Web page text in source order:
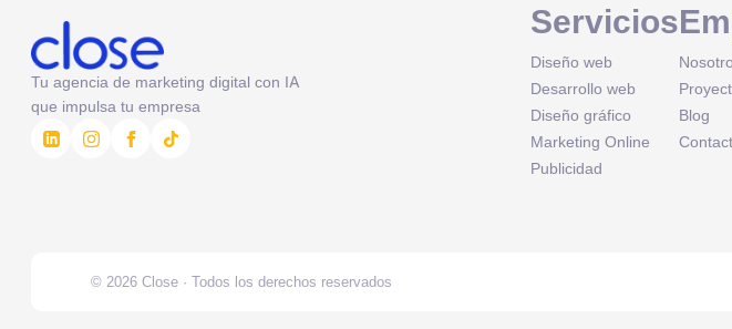
Tu agencia de marketing digital con IA
que impulsa tu empresa
Servicios
Diseño web
Desarrollo web
Diseño gráfico
Marketing Online
Publicidad
Blog
© 2026 Close · Todos los derechos reservados